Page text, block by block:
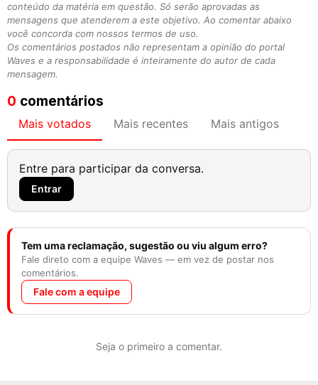
conteúdo da matéria em questão. Só serão aprovadas as
mensagens que atenderem a este objetivo. Ao comentar abaixo
você concorda com nossos termos de uso.
Os comentários postados não representam a opinião do portal
Waves e a responsabilidade é inteiramente do autor de cada
mensagem.
0 comentários
Mais votados Mais recentes Mais antigos
Entre para participar da conversa.
Entrar
Tem uma reclamação, sugestão ou viu algum erro?
Fale direto com a equipe Waves — em vez de postar nos
comentários.
Fale com a equipe
Seja o primeiro a comentar.